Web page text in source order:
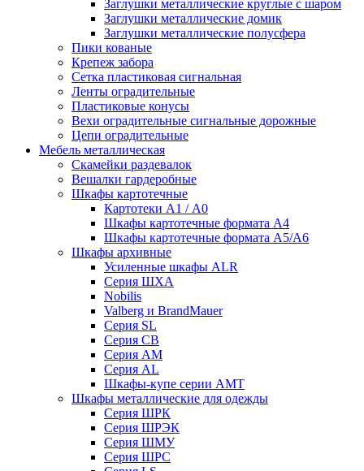
Заглушки металлические круглые с шаром
Заглушки металлические домик
Заглушки металлические полусфера
Пики кованые
Крепеж забора
Сетка пластиковая сигнальная
Ленты оградительные
Пластиковые конусы
Вехи оградительные сигнальные дорожные
Цепи оградительные
Мебель металлическая
Скамейки раздевалок
Вешалки гардеробные
Шкафы картотечные
Картотеки А1 / А0
Шкафы картотечные формата А4
Шкафы картотечные формата А5/А6
Шкафы архивные
Усиленные шкафы ALR
Серия ШХА
Nobilis
Valberg и BrandMauer
Cерия SL
Серия СВ
Серия АМ
Серия AL
Шкафы-купе серии AMT
Шкафы металлические для одежды
Серия ШРК
Серия ШРЭК
Серия ШМУ
Серия ШРС